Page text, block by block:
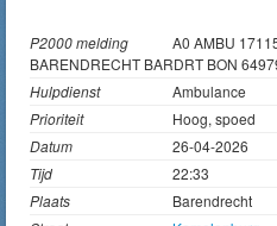
P2000 melding
A0 AMBU
BARENDRECHT BARDRT BON
Hulpdienst
Ambulance
Prioriteit
Hoog, spoed
Datum
26-04-2026
Tijd
22:33
Plaats
Barendrecht